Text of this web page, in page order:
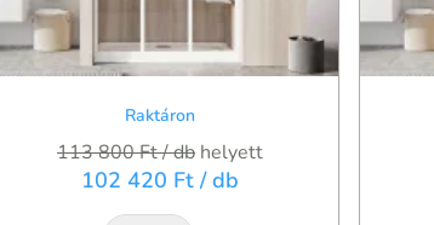
Raktáron
113 800 Ft/ db helyett
102 420 Ft / db